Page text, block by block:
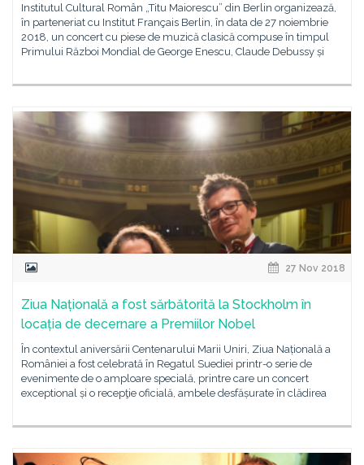
Institutul Cultural Român „Titu Maiorescu” din Berlin organizează,
în parteneriat cu Institut Français Berlin, în data de 27 noiembrie
2018, un concert cu piese de muzică clasică compuse în timpul
Primului Război Mondial de George Enescu, Claude Debussy și
27 Nov 2018
Ziua Națională a fost sărbătorită la Stockholm în
locația de decernare a Premiilor Nobel
În contextul aniversării Centenarului Marii Uniri, Ziua Națională a
României a fost celebrată în Regatul Suediei printr-o serie de
evenimente de o amploare specială, printre care un concert
exceptional și o recepţie oficială, ambele desfășurate în clădirea